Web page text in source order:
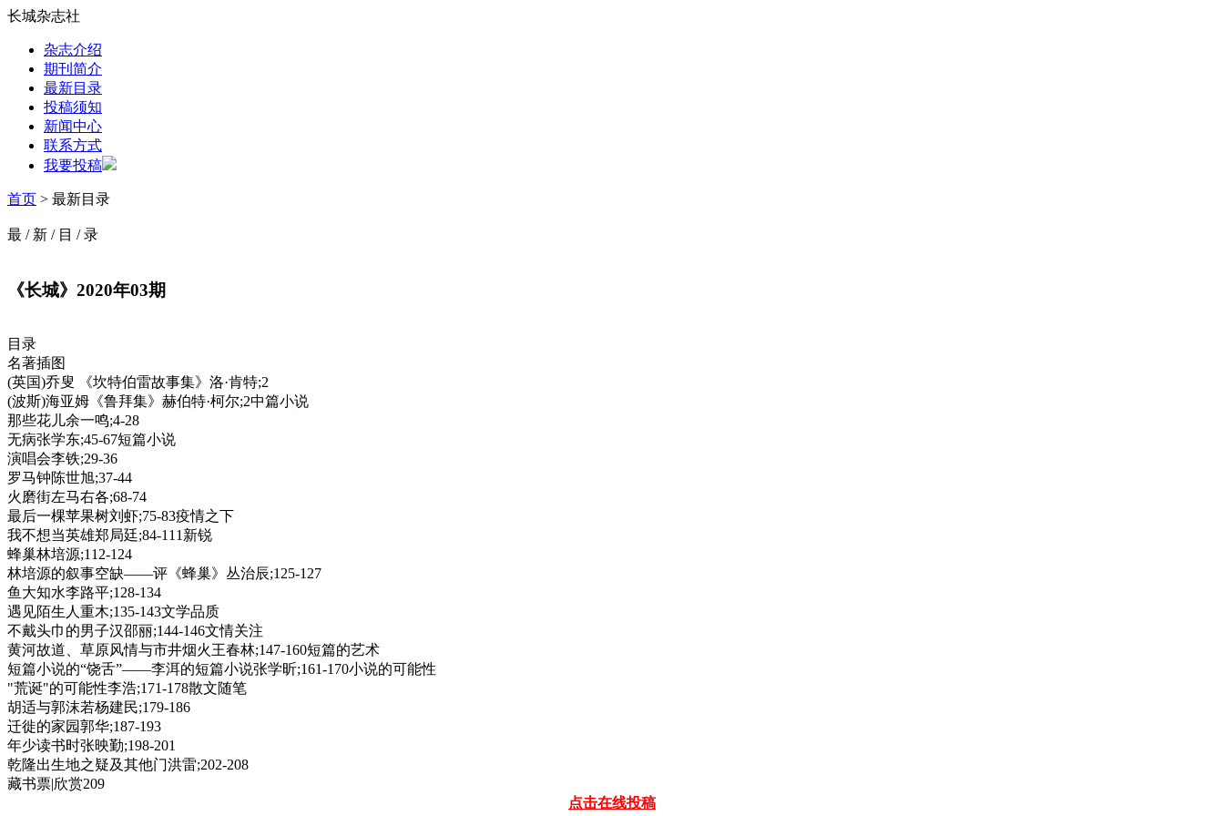
长城杂志社
杂志介绍
期刊简介
最新目录
投稿须知
新闻中心
联系方式
我要投稿
首页 > 最新目录
最 / 新 / 目 /录
《长城》2020年03期
目录
名著插图
(英国)乔叟 《坎特伯雷故事集》洛·肯特;2
(波斯)海亚姆《鲁拜集》赫伯特·柯尔;2中篇小说
那些花儿余一鸣;4-28
无病张学东;45-67短篇小说
演唱会李铁;29-36
罗马钟陈世旭;37-44
火磨街左马右各;68-74
最后一棵苹果树刘虾;75-83疫情之下
我不想当英雄郑局廷;84-111新锐
蜂巢林培源;112-124
林培源的叙事空缺——评《蜂巢》丛治辰;125-127
鱼大知水李路平;128-134
遇见陌生人重木;135-143文学品质
不戴头巾的男子汉邵丽;144-146文情关注
黄河故道、草原风情与市井烟火王春林;147-160短篇的艺术
短篇小说的“饶舌”——李洱的短篇小说张学昕;161-170小说的可能性
"荒诞"的可能性李浩;171-178散文随笔
胡适与郭沫若杨建民;179-186
迁徙的家园郭华;187-193
年少读书时张映勤;198-201
乾隆出生地之疑及其他门洪雷;202-208
藏书票|欣赏209
点击在线投稿